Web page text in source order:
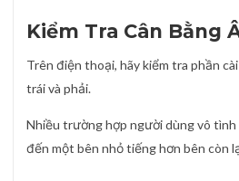
Kiểm Tra Cân Bằng
Trên điện thoại, hãy kiểm tra phần
trái và phải.
Nhiều trường hợp người dùng vô
đến một bên nhỏ tiếng hơn bên còn